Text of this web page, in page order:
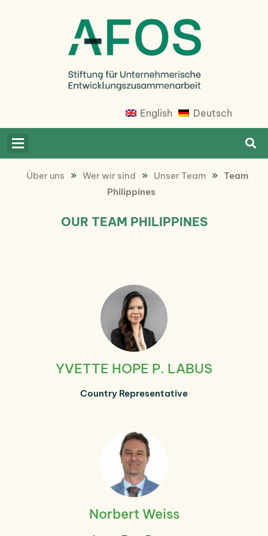
Afosfoundation
Afosfoundation English Deutsch
Über uns » Wer wir sind » Unser Team » Team
Philippines
OUR TEAM PHILIPPINES
YVETTE HOPE P. LABUS
Country Representative
Norbert Weiss